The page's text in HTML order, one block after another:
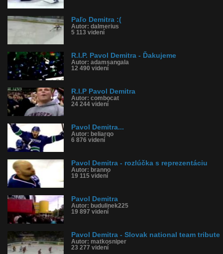
Paľo Demitra :(
Autor: dalmerius
5 113 videní
R.I.P. Pavol Demitra - Ďakujeme
Autor: adamsangala
12 490 videní
R.I.P Pavol Demitra
Autor: combocat
24 244 videní
Pavol Demitra...
Autor: beliarqo
6 876 videní
Pavol Demitra - rozlúčka s reprezentáciu
Autor: branno
19 115 videní
Pavol Demitra
Autor: budulinek225
19 897 videní
Pavol Demitra - Slovak national team tribute
Autor: matkosniper
23 277 videní